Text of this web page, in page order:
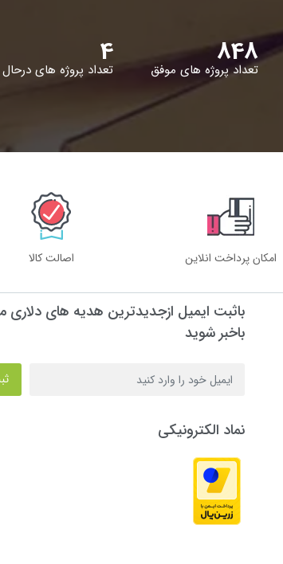
848
تعداد پروژه های موفق 4
تعداد پروژه های درحال
امکان پرداخت انلاین اصالت کالا
باثبت ایمیل ازجدیدترین هدیه های دلاری
باخبر شوید
نماد الکترونیکی